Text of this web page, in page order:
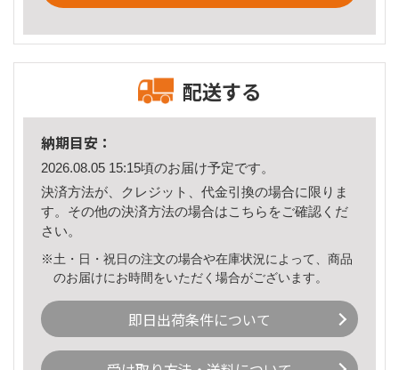
配送する
納期目安：
2026.08.05 15:15頃のお届け予定です。
決済方法が、クレジット、代金引換の場合に限りま
す。その他の決済方法の場合はこちら をご確認くだ
さい。
※土・日・祝日の注文の場合や在庫状況によって、商品
のお届けにお時間をいただく場合がございます。
即日出荷条件について